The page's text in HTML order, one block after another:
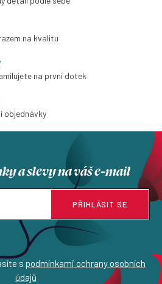
na kvalitu
na první dotek
objednávky
a slevy na váš e-mail
s podmínkami ochrany osobních
údajů
PŘIHLÁSIT SE